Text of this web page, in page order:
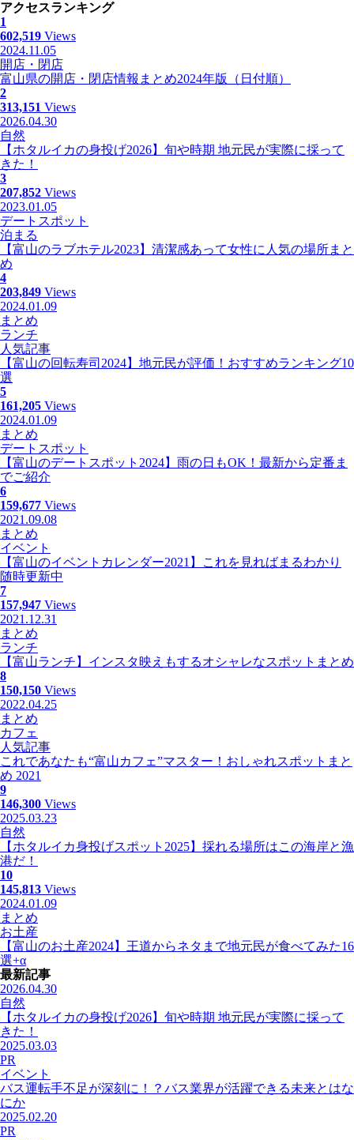
アクセスランキング
1
602,519 Views
2024.11.05
開店・閉店
富山県の開店・閉店情報まとめ2024年版（日付順）
2
313,151 Views
2026.04.30
自然
【ホタルイカの身投げ2026】旬や時期 地元民が実際に採って
きた！
3
207,852 Views
2023.01.05
デートスポット
泊まる
【富山のラブホテル2023】清潔感あって女性に人気の場所まと
め
4
203,849 Views
2024.01.09
まとめ
ランチ
人気記事
【富山の回転寿司2024】地元民が評価！おすすめランキング10
選
5
161,205 Views
2024.01.09
まとめ
デートスポット
【富山のデートスポット2024】雨の日もOK！最新から定番ま
でご紹介
6
159,677 Views
2021.09.08
まとめ
イベント
【富山のイベントカレンダー2021】これを見ればまるわかり
随時更新中
7
157,947 Views
2021.12.31
まとめ
ランチ
【富山ランチ】インスタ映えもするオシャレなスポットまとめ
8
150,150 Views
2022.04.25
まとめ
カフェ
人気記事
これであなたも“富山カフェ”マスター！おしゃれスポットまと
め 2021
9
146,300 Views
2025.03.23
自然
【ホタルイカ身投げスポット2025】採れる場所はこの海岸と漁
港だ！
10
145,813 Views
2024.01.09
まとめ
お土産
【富山のお土産2024】王道からネタまで地元民が食べてみた16
選+α
最新記事
2026.04.30
自然
【ホタルイカの身投げ2026】旬や時期 地元民が実際に採って
きた！
2025.03.03
PR
イベント
バス運転手不足が深刻に！？バス業界が活躍できる未来とはな
にか
2025.02.20
PR